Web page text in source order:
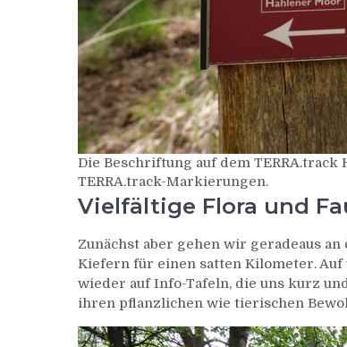
Die Beschriftung auf dem
TERRA.track-Markierungen.
Vielfältige Flora und
Zunächst aber gehen wir geradeaus
Kiefern für einen satten Kilometer.
wieder auf Info-Tafeln, die uns kurz
ihren pflanzlichen wie tierischen